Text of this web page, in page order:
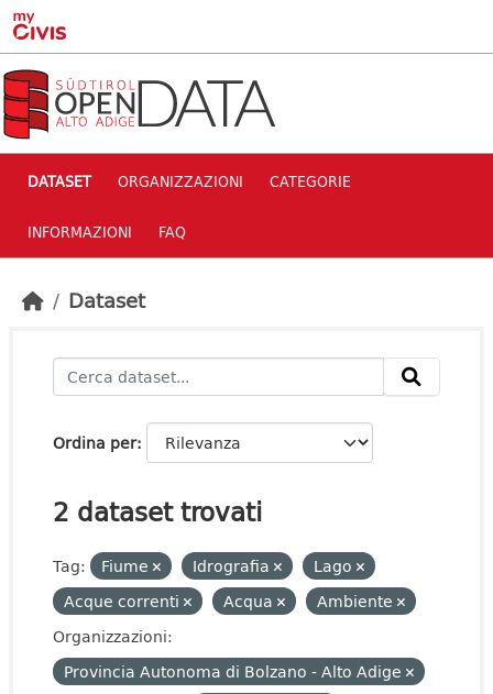
Skip to main content
DATASET ORGANIZZAZIONI CATEGORIE
INFORMAZIONI FAQ
Dataset
Ordina per
2 dataset trovati
Tag: Fiume Idrografia
Lago
Acque correnti
Acqua
Ambiente
Organizzazioni:
Provincia Autonoma di Bolzano - Alto Adige